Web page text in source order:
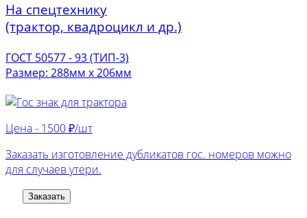
На спецтехнику
(трактор, квадроцикл и др.)
ГОСТ 50577 - 93 (ТИП-3)
Размер: 288мм х 206мм
Цена - 1500 ₽/шт
Заказать изготовление дубликатов гос. номеров можно
для случаев утери.
Заказать